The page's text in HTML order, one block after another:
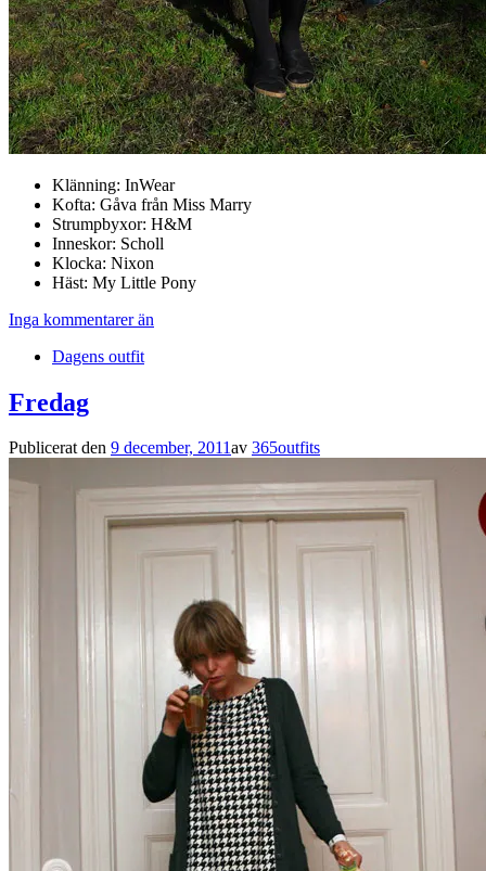
Klänning: InWear
Kofta: Gåva från Miss Marry
Strumpbyxor: H&M
Inneskor: Scholl
Klocka: Nixon
Häst: My Little Pony
Inga kommentarer än
Dagens outfit
Fredag
Publicerat den 9 december, 2011av 365outfits